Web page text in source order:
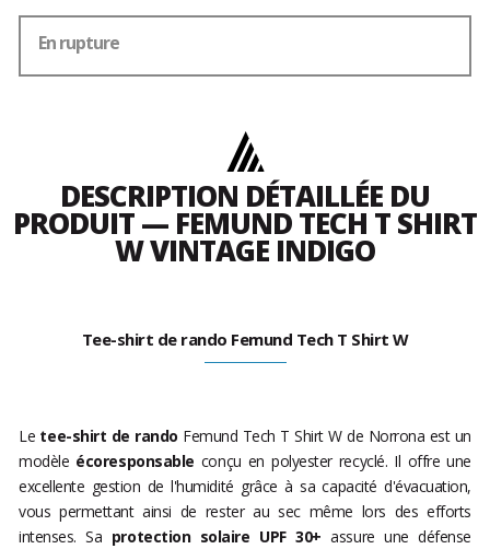
En rupture
DESCRIPTION DÉTAILLÉE DU
PRODUIT — FEMUND TECH T SHIRT
W VINTAGE INDIGO
Tee-shirt de rando Femund Tech T Shirt W
Le tee-shirt de rando Femund Tech T Shirt W de Norrona est un
modèle écoresponsable conçu en polyester recyclé. Il offre une
excellente gestion de l'humidité grâce à sa capacité d'évacuation,
vous permettant ainsi de rester au sec même lors des efforts
intenses. Sa protection solaire UPF 30+ assure une défense